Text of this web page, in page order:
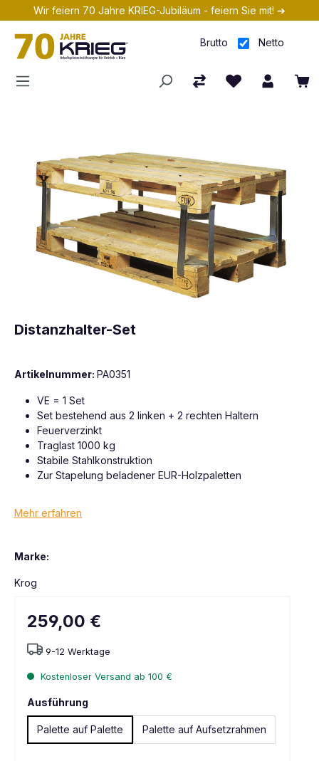
Zum Hauptinhalt springen
Wir feiern 70 Jahre KRIEG-Jubiläum - feiern Sie mit! ➔
Brutto Netto
Distanzhalter-Set
Artikelnummer: PA0351
VE = 1 Set
Set bestehend aus 2 linken + 2 rechten Haltern
Feuerverzinkt
Traglast 1000 kg
Stabile Stahlkonstruktion
Zur Stapelung beladener EUR-Holzpaletten
Mehr erfahren
Marke:
Krog
259,00 €
9-12 Werktage
Kostenloser Versand ab 100 €
Ausführung
Palette auf Palette Palette auf Aufsetzrahmen